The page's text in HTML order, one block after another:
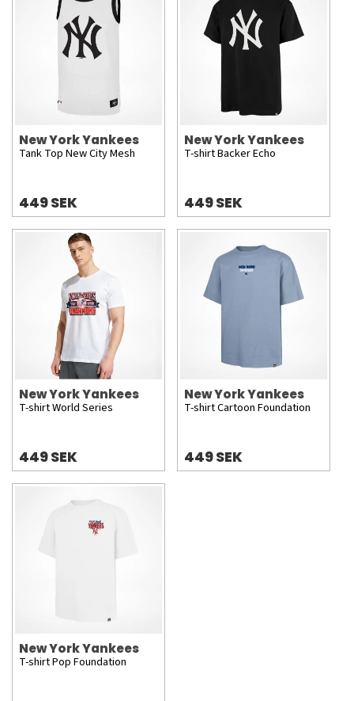
New York Yankees
Tank Top New City Mesh
449 SEK
New York Yankees
T-shirt Backer Echo
449 SEK
New York Yankees
T-shirt World Series
449 SEK
New York Yankees
T-shirt Cartoon Foundation
449 SEK
New York Yankees
T-shirt Pop Foundation